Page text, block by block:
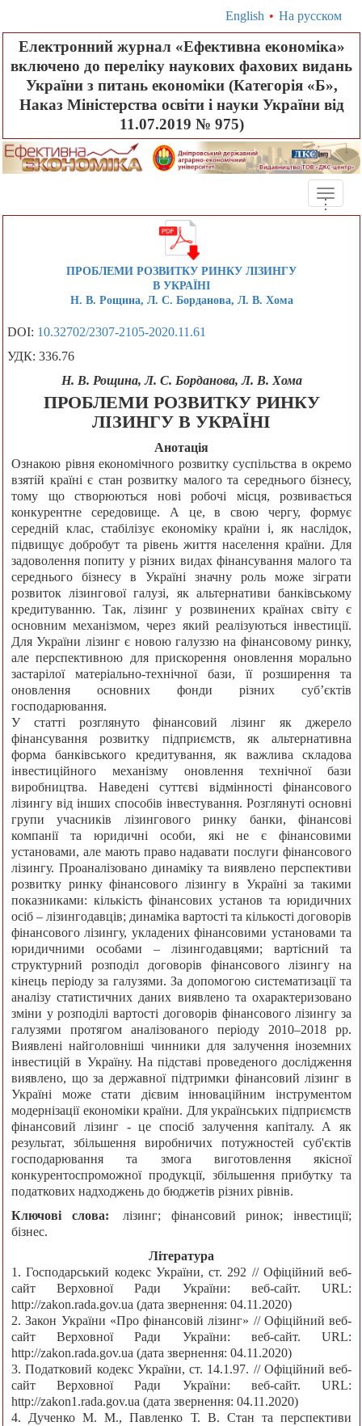
English • На русском
Електронний журнал «Ефективна економіка»
включено до переліку наукових фахових видань
України з питань економіки (Категорія «Б»,
Наказ Міністерства освіти і науки України від
11.07.2019 № 975)
Toggle
...
ПРОБЛЕМИ РОЗВИТКУ РИНКУ ЛІЗИНГУ
В УКРАЇНІ
Н. В. Рощина, Л. С. Борданова, Л. В. Хома
DOI: 10.32702/2307-2105-2020.11.61
УДК: 336.76
Н. В. Рощина, Л. С. Борданова, Л. В. Хома
ПРОБЛЕМИ РОЗВИТКУ РИНКУ
ЛІЗИНГУ В УКРАЇНІ
Анотація
Ознакою рівня економічного розвитку суспільства в окремо
взятій країні є стан розвитку малого та середнього бізнесу,
тому що створюються нові робочі місця, розвивається
конкурентне середовище. А це, в свою чергу, формує
середній клас, стабілізує економіку країни і, як наслідок,
підвищує добробут та рівень життя населення країни. Для
задоволення попиту у різних видах фінансування малого та
середнього бізнесу в Україні значну роль може зіграти
розвиток лізингової галузі, як альтернативи банківському
кредитуванню. Так, лізинг у розвинених країнах світу є
основним механізмом, через який реалізуються інвестиції.
Для України лізинг є новою галуззю на фінансовому ринку,
але перспективною для прискорення оновлення морально
застарілої матеріально-технічної бази, її розширення та
оновлення основних фонди різних суб’єктів
господарювання.
У статті розглянуто фінансовий лізинг як джерело
фінансування розвитку підприємств, як альтернативна
форма банківського кредитування, як важлива складова
інвестиційного механізму оновлення технічної бази
виробництва. Наведені суттєві відмінності фінансового
лізингу від інших способів інвестування. Розглянуті основні
групи учасників лізингового ринку банки, фінансові
компанії та юридичні особи, які не є фінансовими
установами, але мають право надавати послуги фінансового
лізингу. Проаналізовано динаміку та виявлено перспективи
розвитку ринку фінансового лізингу в Україні за такими
показниками: кількість фінансових установ та юридичних
осіб – лізингодавців; динаміка вартості та кількості договорів
фінансового лізингу, укладених фінансовими установами та
юридичними особами – лізингодавцями; вартісний та
структурний розподіл договорів фінансового лізингу на
кінець періоду за галузями. За допомогою систематизації та
аналізу статистичних даних виявлено та охарактеризовано
зміни у розподілі вартості договорів фінансового лізингу за
галузями протягом аналізованого періоду 2010–2018 рр.
Виявлені найголовніші чинники для залучення іноземних
інвестицій в Україну. На підставі проведеного дослідження
виявлено, що за державної підтримки фінансовий лізинг в
Україні може стати дієвим інноваційним інструментом
модернізації економіки країни. Для українських підприємств
фінансовий лізинг - це спосіб залучення капіталу. А як
результат, збільшення виробничих потужностей суб'єктів
господарювання та змога виготовлення якісної
конкурентоспроможної продукції, збільшення прибутку та
податкових надходжень до бюджетів різних рівнів.
Ключові слова:
лізинг; фінансовий ринок; інвестиції;
бізнес.
Література
1. Господарський кодекс України, ст. 292 // Офіційний веб-
сайт Верховної Ради України: веб-сайт. URL:
http://zakon.rada.gov.ua (дата звернення: 04.11.2020)
2. Закон України «Про фінансовій лізинг» // Офіційний веб-
сайт Верховної Ради України: веб-сайт. URL:
http://zakon.rada.gov.ua (дата звернення: 04.11.2020)
3. Податковий кодекс України, ст. 14.1.97. // Офіційний веб-
сайт Верховної Ради України: веб-сайт. URL:
http://zakon1.rada.gov.ua (дата звернення: 04.11.2020)
4. Дученко М. М., Павленко Т. В. Стан та перспективи